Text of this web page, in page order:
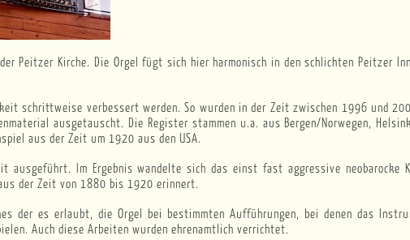
Peitzer Kirche. Die Orgel fügt sich hier harmonisch in den schlichten Peitzer
schrittweise verbessert werden. So wurden in der Zeit zwischen 1996 und
ausgetauscht. Die Register stammen u.a. aus Bergen/Norwegen,
aus der Zeit um 1920 aus den USA.
ausgeführt. Im Ergebnis wandelte sich das einst fast aggressive neobarocke
der Zeit von 1880 bis 1920 erinnert.
der es erlaubt, die Orgel bei bestimmten Aufführungen, bei denen das
Auch diese Arbeiten wurden ehrenamtlich verrichtet.